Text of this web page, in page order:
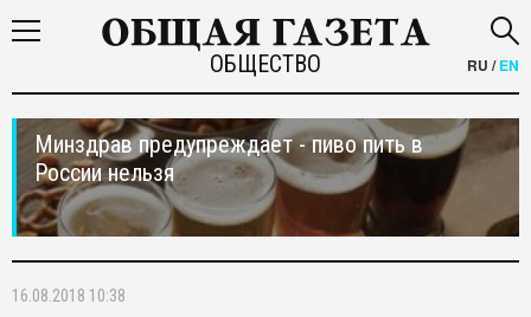
ОБЩЕСТВО RU /EN
Минздрав предупреждает - пиво пить в
России нельзя
16.08.2018 10:38